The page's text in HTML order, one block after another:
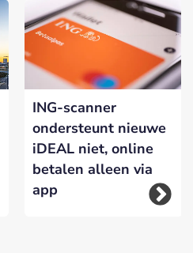
ING-scanner
ondersteunt nieuwe
iDEAL niet, online
betalen alleen via
app